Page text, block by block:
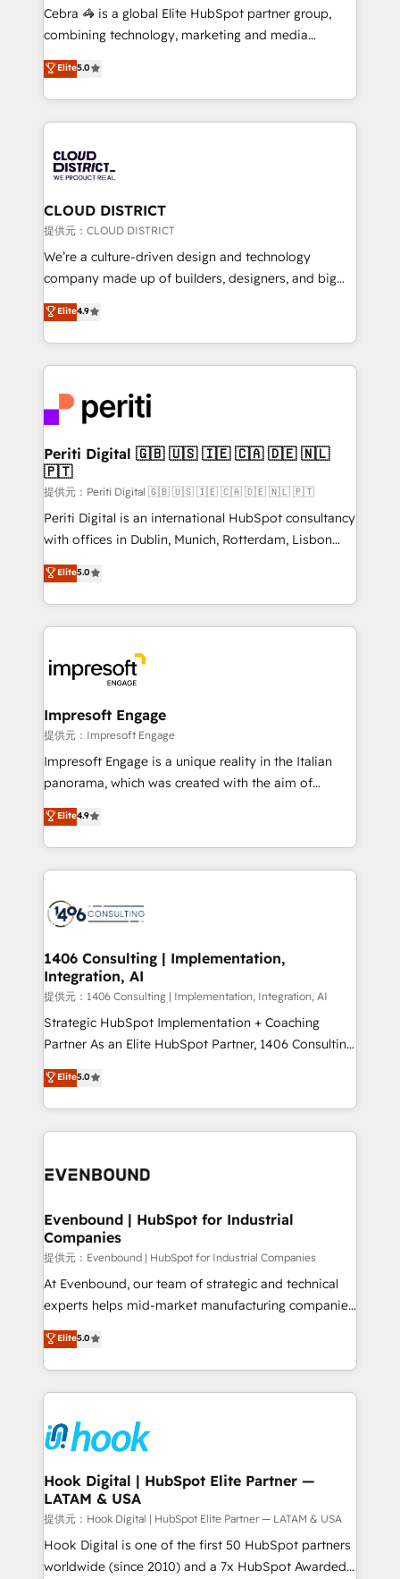
boost with a new HubSpot site Recognized leaders:
🏆 HubSpot Platform Migration Impact Award 🏆
Inbound Campaign of the Year 🏆 Gold AVA Digital
Award for Best Website 🌟 Accreditations: CRM
Cebra 🦓 is a global Elite HubSpot partner group,
combining technology, marketing and media
expertise across Latin America and Southern
Europe, with teams across 7 countries. Born in Chile,
we combine local insight with international reach to
help businesses grow through technology, creativity,
500+ HubSpot implementations, building end-to-
end solutions that integrate CRM, AI automation,
inbound and loop marketing, content, and digital
creativity. Our multicultural team works in Spanish,
Portuguese, and English to design scalable strategies
that drive measurable growth. 🌎 Highlights: • 10+
Platform Migration Excellence. • Top 3 Partner of the
Year LATAM 2022, 2023, 2024, 2025. • Partner of the
business with HubSpot? Let Cebra’s experts help
you grow faster, smarter, and with impact.
Elite5.0
CLOUD DISTRICT
提供元：CLOUD DISTRICT
We’re a culture-driven design and technology
company made up of builders, designers, and big
thinkers. We blend strategy, design, and
development—always fueled by curiosity—to turn
ideas, opportunities, and challenges into meaningful
experiences. To us, technology is more than just
and—most importantly—simple. That’s why we lean
into bold ideas and shape them into thoughtful
products and strategies that actually make a
difference.
Elite4.9
Periti Digital 🇬🇧 🇺🇸 🇮🇪 🇨🇦 🇩🇪 🇳🇱
🇵🇹
提供元：Periti Digital 🇬🇧 🇺🇸 🇮🇪 🇨🇦 🇩🇪 🇳🇱 🇵🇹
Periti Digital is an international HubSpot consultancy
with offices in Dublin, Munich, Rotterdam, Lisbon
and New York. 🔎 We are focused on enhancing
revenue-generation strategies for clients through
complete integration of core business processes
and systems (such as ERP and e-commerce
results. 🎯 We present a solution-centric approach
and we're focused on HubSpot. We work with some
of HubSpot's most important customers to generate
value from the platform in the long term. 🤖 We have
worked 400+ HubSpot customers across industries
but specialise in the more complex projects where
represent key aspects of the project's success.
Elite5.0
Impresoft Engage
提供元：Impresoft Engage
Impresoft Engage is a unique reality in the Italian
panorama, which was created with the aim of
putting Customer Experience at the center by
creating digital environments capable of integrating
people, processes and data. We offer the best
digital solutions on the market, ranging from CRM
marketing automation to online and offline sales
allowing companies to optimize processes and meet
the needs of the customer. We are part of Impresoft
Group, a group of specialized and complementary
companies that divide their offer into 4
Competence Centers: Smart Manufacturing,
The synergies generated by these integrations,
together with the combination of talents, skills,
to accompany companies on their digital
Elite4.9
1406 Consulting | Implementation,
Integration, AI
提供元：1406 Consulting | Implementation, Integration, AI
Strategic HubSpot Implementation + Coaching
Partner As an Elite HubSpot Partner, 1406 Consulting
helps mid-market revenue teams transform how
they sell, market, and serve. We don't just build your
HubSpot—we teach your team to own it, then stay
to help you keep winning. What We Do ⚙️ CRM
Data & Content 📈 Sales & Marketing Alignment +
Agent Creation 🔄 Custom Integrations & Data
Migration Why 1406 We become part of your team.
Your team learns while we build. We fix what others
broke. Built for mid-market reality—practical
solutions that work with your actual headcount and
HubSpot partners 🔄 Top 5% globally in client
retention 📅 8+ years of consistent results since 2017
move beyond spreadsheets into unified systems
that drive real business results.
Elite5.0
Evenbound | HubSpot for Industrial
Companies
提供元：Evenbound | HubSpot for Industrial Companies
At Evenbound, our team of strategic and technical
experts helps mid-market manufacturing companies
achieve real growth. We specialize in delivering
tailored solutions that drive results by leveraging
HubSpot’s platform and data to fuel success.
Technical Solutions: - HubSpot Technical Consulting -
Onboarding - Data Migration & Integrations -
Technical Audit & Optimization Strategic Solutions: -
Revenue Operations - Inbound Marketing -
Outbound Marketing - HubSpot CMS Website
Design & Development We empower our clients to
reach their full potential by providing transparent,
relationship-driven support. With over 300 HubSpot
Elite5.0
Hook Digital | HubSpot Elite Partner —
LATAM & USA
提供元：Hook Digital | HubSpot Elite Partner — LATAM & USA
Hook Digital is one of the first 50 HubSpot partners
worldwide (since 2010) and a 7x HubSpot Awarded